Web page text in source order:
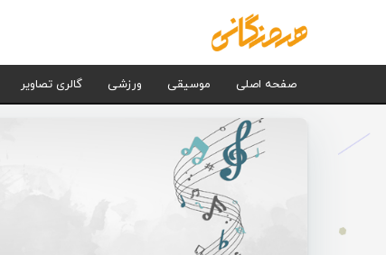
صفحه اصلی موسیقی ورزشی گالری تصاویر